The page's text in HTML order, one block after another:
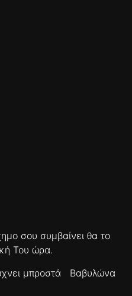
σου συμβαίνει θα το
Του ώρα.
μπροστά
Βαβυλώνα